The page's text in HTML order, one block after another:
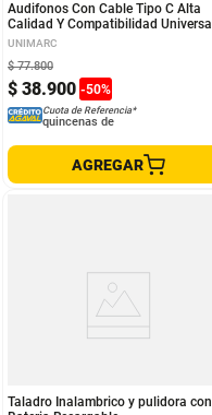
Audifonos Con Cable Tipo C Alta
Calidad Y Compatibilidad Universal
UNIMARC
$ 38.900 -50%
$ 77.800
Cuota de Referencia*
quincenas de
AGREGAR
Taladro Inalambrico y pulidora con